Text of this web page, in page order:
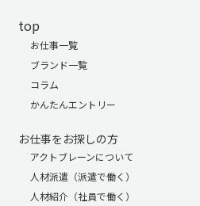
top
お仕事一覧
ブランド一覧
コラム
かんたんエントリー
お仕事をお探しの方
アクトブレーンについて
人材派遣（派遣で働く）
人材紹介（社員で働く）